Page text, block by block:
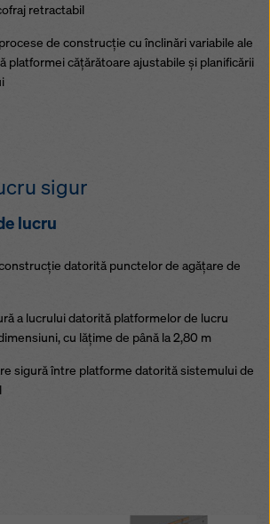
retractabil
de construcţie cu înclinări variabile ale
platformei căţărătoare ajustabile şi planificării
sigur
lucru
datorită punctelor de agăţare de
a lucrului datorită platformelor de lucru
cu lăţime de până la 2,80 m
sigură între platforme datorită sistemului de